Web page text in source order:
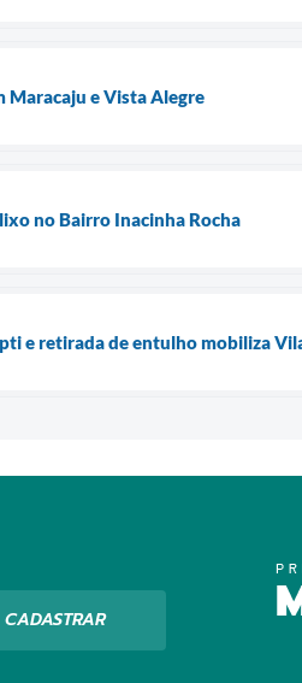
Maracaju e Vista Alegre
no Bairro Inacinha Rocha
e retirada de entulho mobiliza
CADASTRAR